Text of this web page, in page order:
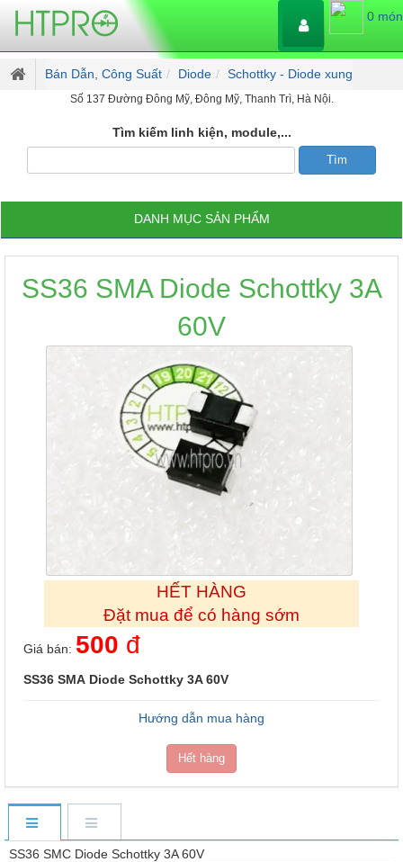
0 món
Bán Dẫn, Công Suất Diode Schottky - Diode xung
Số 137 Đường Đông Mỹ, Đông Mỹ, Thanh Trì, Hà Nội.
Tìm kiếm linh kiện, module,...
DANH MỤC SẢN PHẨM
SS36 SMA Diode Schottky 3A
60V
HẾT HÀNG
Đặt mua để có hàng sớm
Giá bán: 500 đ
SS36 SMA Diode Schottky 3A 60V
Hướng dẫn mua hàng
Hết hàng
SS36 SMC Diode Schottky 3A 60V